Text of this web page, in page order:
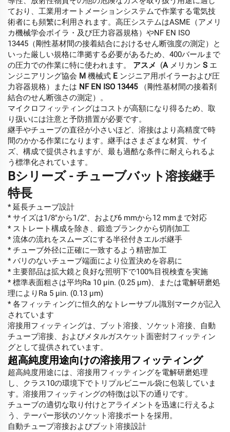
ており、工業用オートメーションシステムで作業する電気技
術者にも頻繁に利用されます。高圧システムはASME（アメリ
カ機械学会ボイラ・及び圧力容器規格）やNF EN ISO
13445（剛性基材間の接着結合におけるせん断強度の測定）と
いった厳しい規格に準拠する必要があるため、400バールまで
の圧力での作業に特に使われます。 アスメ (A メリカン S エ
ンジニアリング協会 M 機械式 E ンジニア用ボイラーおよび圧
力容器規格）または NF EN ISO 13445
（剛性基材間の接着剤
結合のせん断強さの測定）。
マイクロフィッティングはコストが高額になり得るため、取
り扱いには注意と予防措置が必要です。
継手やチューブの直径が小さいほど、溶接はより高精度で時
間のかかる作業になります。継手はさまざまな材質、サイ
ズ、構成で提供されますが、最も過酷な条件に耐えられるよ
う標準化されています。
Bシリーズ - チューブバット溶接継手
特長
* 延長チューブ設計
* サイズは1/8″から1/2″、および6 mmから12 mmまで対応
* ストレート構成を除き、鍛造ブランクから切削加工
* 流体の流れをスムーズにする半径付きエルボ継手
* チューブ外径に正確に一致するよう精密加工
* バリのないチューブ端面により位置決めを容易に
* 主要部品は拡大鏡と良好な照明下で100%目視検査を実施
* 標準表面粗さは平均Ra 10 μin. (0.25 μm)、または電解研磨処
理によりRa 5 μin. (0.13 μm)
* 各フィッティングに恒久的なトレーサブル識別マークが記入
されています
溶接用フィッティングは、ブット溶接、ソケット溶接、自動
チューブ溶接、およびメタルガスケット面密封フィッティン
グとして提供されています。
超高純度用途向けの溶接用フィッティング
超高純度用途には、溶接用フィッティングを電解研磨処理
し、クラス10の環境下でトリプルビニール袋に包装していま
す。溶接用フィッティングの特徴は以下の通りです。
チューブの適切な取り付けとアライメントを迅速に行えるよ
う、テーパー形状のソケット溶接ポートを採用。
自動チューブ溶接およびブット溶接設計